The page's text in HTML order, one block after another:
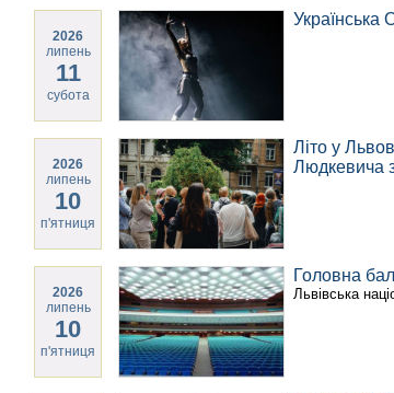
2026
липень
11
субота
Українська
2026
липень
10
п'ятниця
Літо у
Людкевича
2026
липень
10
п'ятниця
Головна
Львівська